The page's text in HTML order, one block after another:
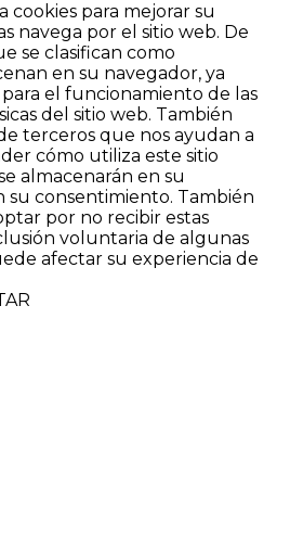
cookies para mejorar su
navega por el sitio web. De
se clasifican como
en su navegador, ya
el funcionamiento de las
del sitio web. También
terceros que nos ayudan a
cómo utiliza este sitio
almacenarán en su
su consentimiento. También
por no recibir estas
voluntaria de algunas
afectar su experiencia de